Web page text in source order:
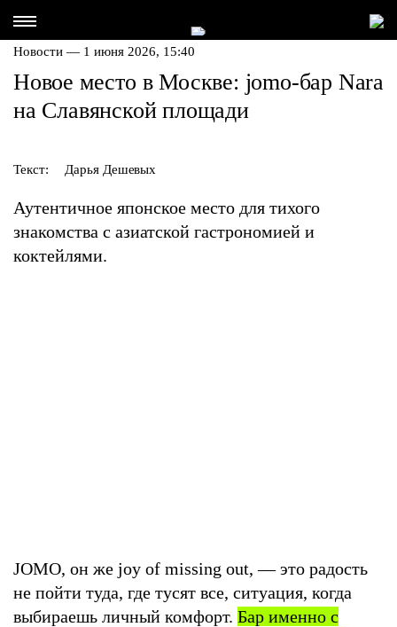
Новости — 1 июня 2026, 15:40
Новое место в Москве: jomo-бар Nara
на Славянской площади
Текст: Дарья Дешевых
Аутентичное японское место для тихого
знакомства с азиатской гастрономией и
коктейлями.
JOMO, он же joy of missing out, — это радость
не пойти туда, где тусят все, ситуация, когда
выбираешь личный комфорт. Бар именно с